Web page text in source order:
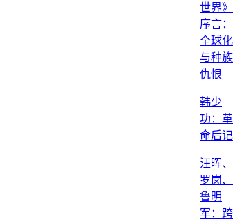
世界》
序言：
全球化
与种族
仇恨
韩少
功：革
命后记
汪晖、
罗岗、
鲁明
军：跨